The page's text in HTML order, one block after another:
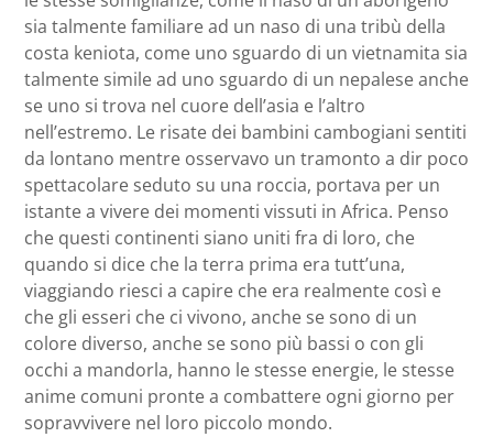
sia talmente familiare ad un naso di una tribù della
costa keniota, come uno sguardo di un vietnamita sia
talmente simile ad uno sguardo di un nepalese anche
se uno si trova nel cuore dell’asia e l’altro
nell’estremo. Le risate dei bambini cambogiani sentiti
da lontano mentre osservavo un tramonto a dir poco
spettacolare seduto su una roccia, portava per un
istante a vivere dei momenti vissuti in Africa. Penso
che questi continenti siano uniti fra di loro, che
quando si dice che la terra prima era tutt’una,
viaggiando riesci a capire che era realmente così e
che gli esseri che ci vivono, anche se sono di un
colore diverso, anche se sono più bassi o con gli
occhi a mandorla, hanno le stesse energie, le stesse
anime comuni pronte a combattere ogni giorno per
sopravvivere nel loro piccolo mondo.